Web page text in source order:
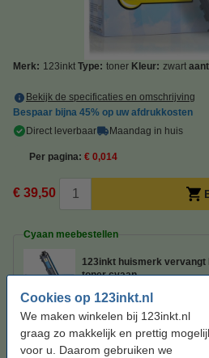
Cookies op 123inkt.nl
We maken winkelen bij 123inkt.nl
graag zo makkelijk en prettig
voor u. Daarom gebruiken we
Merk: 123inkt Type: toner Kleur: zwart
Bekijk de specificaties en omschrijving
Bespaar bijna 45% op uw afdrukkosten
Direct leverbaar
Maandag in huis
Per pagina € 0,014
€ 39,50
Cyaan meebestellen
123inkt huismerk vervangt
toner cyaan
123inkt huismerk vervangt